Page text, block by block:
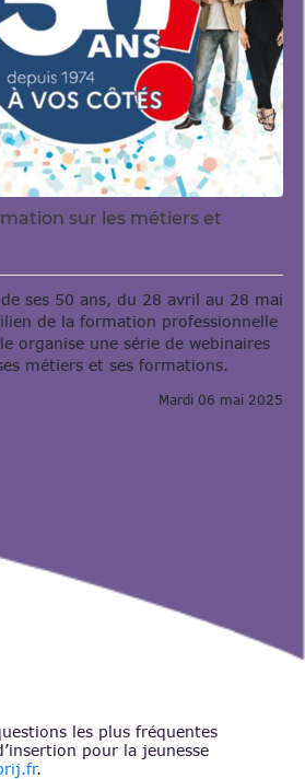
sur les métiers et
ses 50 ans, du 28 avril au 28 mai
de la formation professionnelle
organise une série de webinaires
métiers et ses formations.
Mardi 06 mai 2025
les plus fréquentes
pour la jeunesse
.